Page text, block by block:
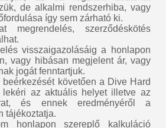
de alkalmi rendszerhiba, vagy
így sem zárható ki.
megrendelés, szerződéskötés
visszaigazolásáig a honlapon
vagy hibásan megjelent ár, vagy
jogát fenntartjuk.
követően a Dive Hard
lekéri az aktuális helyet illetve az
és ennek eredményéről a
tájékoztatja.
honlapon szereplő kalkuláció